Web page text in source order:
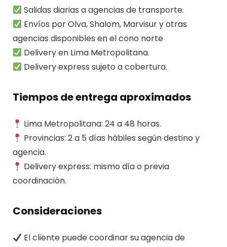
Salidas diarias a agencias de transporte.
Envíos por Olva, Shalom, Marvisur y otras
agencias disponibles en el cono norte
Delivery en Lima Metropolitana.
Delivery express sujeto a cobertura.
Tiempos de entrega aproximados
Lima Metropolitana: 24 a 48 horas.
Provincias: 2 a 5 días hábiles según destino y
agencia.
Delivery express: mismo día o previa
coordinación.
Consideraciones
El cliente puede coordinar su agencia de